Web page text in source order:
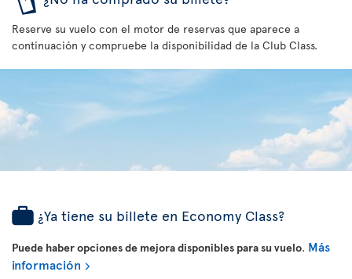
Reserve su vuelo con el motor de reservas que aparece a
continuación y compruebe la disponibilidad de la Club Class.
¿Ya tiene su billete en Economy Class?
Puede haber opciones de mejora disponibles para su vuelo. Más
información